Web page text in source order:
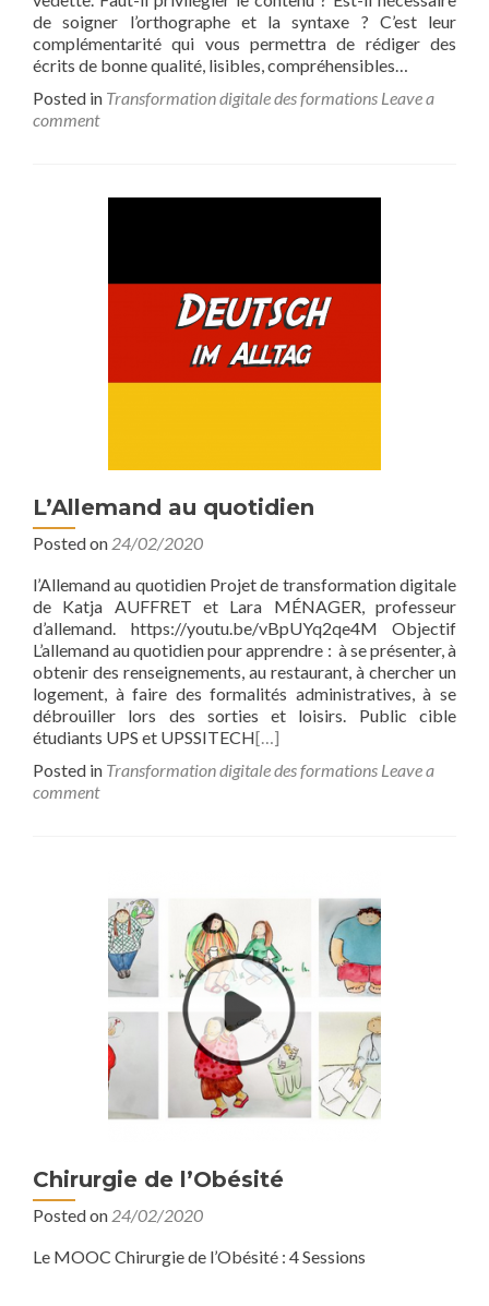
de soigner l’orthographe et la syntaxe ? C’est leur
complémentarité qui vous permettra de rédiger des
écrits de bonne qualité, lisibles, compréhensibles…
Posted in Transformation digitale des formations Leave a
comment
L’Allemand au quotidien
Posted on 24/02/2020
l’Allemand au quotidien Projet de transformation digitale
de Katja AUFFRET et Lara MÉNAGER, professeur
d’allemand. https://youtu.be/vBpUYq2qe4M Objectif
L’allemand au quotidien pour apprendre : à se présenter, à
obtenir des renseignements, au restaurant, à chercher un
logement, à faire des formalités administratives, à se
débrouiller lors des sorties et loisirs. Public cible
étudiants UPS et UPSSITECH[…]
Posted in Transformation digitale des formations Leave a
comment
Chirurgie de l’Obésité
Posted on 24/02/2020
Le MOOC Chirurgie de l’Obésité : 4 Sessions